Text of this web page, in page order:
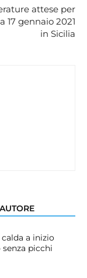
attese per
17 gennaio 2021
in Sicilia
a inizio
picchi